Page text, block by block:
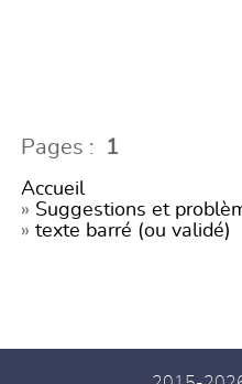
Pages : 1
Accueil
» Suggestions et
» texte barré (ou validé)